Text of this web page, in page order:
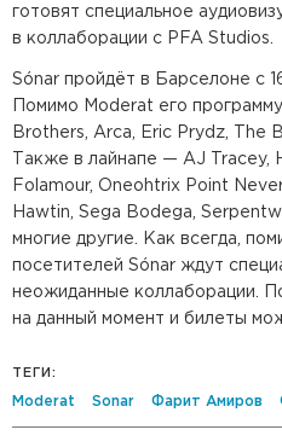
готовят специальное
в коллаборации с PFA Studios.
Sónar пройдёт в Барселоне с
Помимо Moderat его
Brothers, Arca, Eric Prydz, The
Также в лайнапе — AJ Tracey,
Folamour, Oneohtrix Point
Hawtin, Sega Bodega,
многие другие. Как всегда,
посетителей Sónar ждут
неожиданные коллаборации.
на данный момент и билеты
ТЕГИ:
Moderat Sonar Фарит Амиров